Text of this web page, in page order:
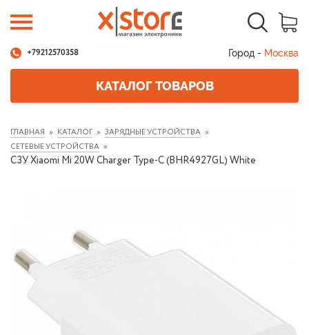
+79212570358 Город - Москва
КАТАЛОГ ТОВАРОВ
ГЛАВНАЯ КАТАЛОГ
ЗАРЯДНЫЕ УСТРОЙСТВА
СЕТЕВЫЕ УСТРОЙСТВА
СЗУ Xiaomi Mi 20W Charger Type-C (BHR4927GL) White